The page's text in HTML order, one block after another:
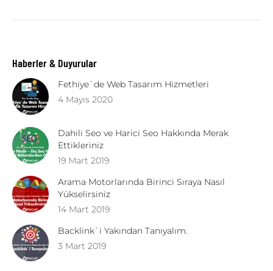
Haberler & Duyurular
Fethiye`de Web Tasarım Hizmetleri
4 Mayıs 2020
Dahili Seo ve Harici Seo Hakkında Merak
Ettikleriniz
19 Mart 2019
Arama Motorlarında Birinci Sıraya Nasıl
Yükselirsiniz
14 Mart 2019
Backlink`i Yakından Tanıyalım.
3 Mart 2019